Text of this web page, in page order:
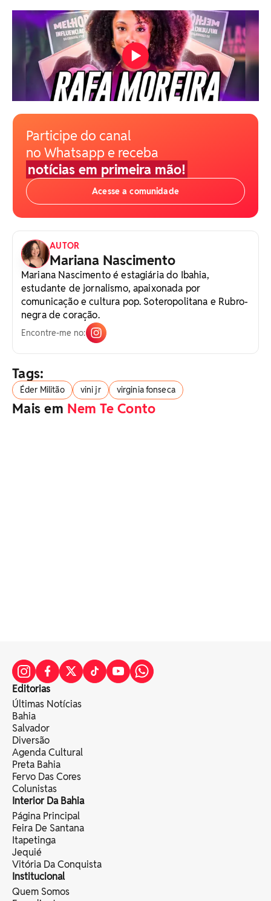
Participe do canal
no Whatsapp e receba
notícias em primeira mão!
Acesse a comunidade
AUTOR
Mariana Nascimento
Mariana Nascimento é estagiária do Ibahia,
estudante de jornalismo, apaixonada por
comunicação e cultura pop. Soteropolitana e Rubro-
negra de coração.
Encontre-me no:
Tags:
Éder Militão vini jr virginia fonseca
Mais em Nem Te Conto
Editorias
Últimas Notícias
Bahia
Salvador
Diversão
Agenda Cultural
Preta Bahia
Fervo Das Cores
Colunistas
Interior Da Bahia
Página Principal
Feira De Santana
Itapetinga
Jequié
Vitória Da Conquista
Institucional
Quem Somos